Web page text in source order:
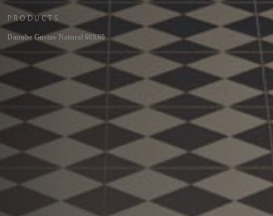
PRODUCTS
Danube Gustav Natural 60X60